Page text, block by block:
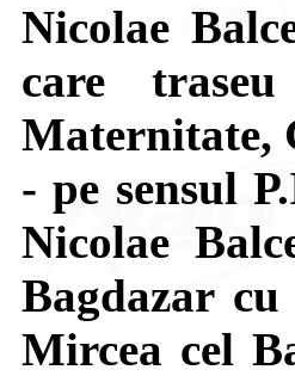
Nicolae
care
Maternitate,
- pe sensul
Nicolae
Bagdazar
Mircea cel